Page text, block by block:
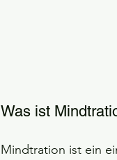
Was ist
Mindtration ist ein